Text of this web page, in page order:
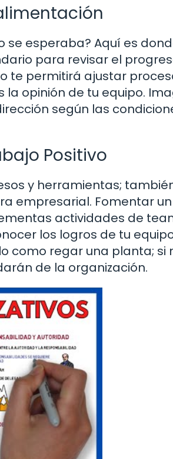
se esperaba? Aquí es
para revisar el
te permitirá ajustar
opinión de tu equipo.
según las
Positivo
y herramientas;
empresarial. Fomentar
actividades de
los logros de tu
como regar una planta; si
de la organización.